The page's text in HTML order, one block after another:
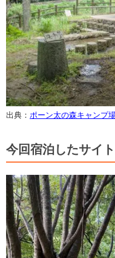
出典： ポーン太の森キャンプ
今回宿泊したサイト